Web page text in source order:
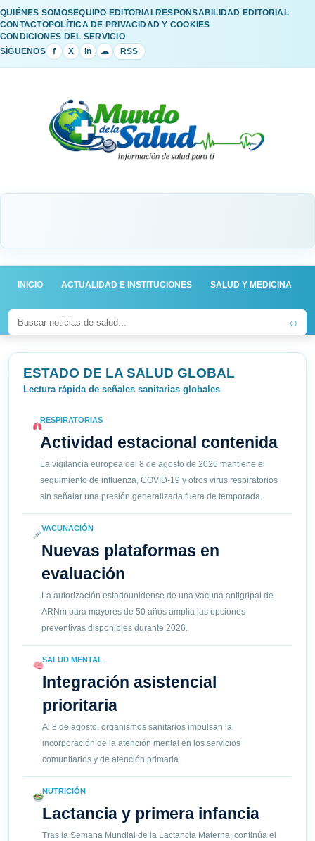
QUIÉNES SOMOSEQUIPO EDITORIALRESPONSABILIDAD EDITORIAL
CONTACTOPOLÍTICA DE PRIVACIDAD Y COOKIES
CONDICIONES DEL SERVICIO
SÍGUENOS
f X in ☁ RSS
INICIO ACTUALIDAD E INSTITUCIONES SALUD Y MEDICINA
⌕
ESTADO DE LA SALUD GLOBAL
Lectura rápida de señales sanitarias globales
RESPIRATORIAS
Actividad estacional contenida
La vigilancia europea del 8 de agosto de 2026 mantiene el
seguimiento de influenza, COVID-19 y otros virus respiratorios
sin señalar una presión generalizada fuera de temporada.
VACUNACIÓN
Nuevas plataformas en
evaluación
La autorización estadounidense de una vacuna antigripal de
ARNm para mayores de 50 años amplía las opciones
preventivas disponibles durante 2026.
SALUD MENTAL
Integración asistencial
prioritaria
Al 8 de agosto, organismos sanitarios impulsan la
incorporación de la atención mental en los servicios
comunitarios y de atención primaria.
NUTRICIÓN
Lactancia y primera infancia
Tras la Semana Mundial de la Lactancia Materna, continúa el